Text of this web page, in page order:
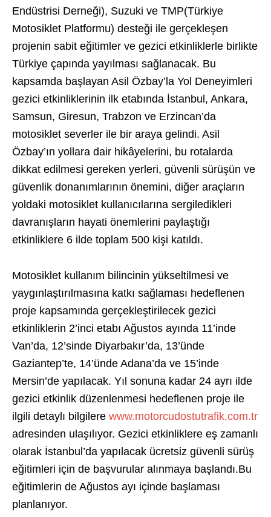
Endüstrisi Derneği), Suzuki ve TMP(Türkiye
Motosiklet Platformu) desteği ile gerçekleşen
projenin sabit eğitimler ve gezici etkinliklerle birlikte
Türkiye çapında yayılması sağlanacak. Bu
kapsamda başlayan Asil Özbay’la Yol Deneyimleri
gezici etkinliklerinin ilk etabında İstanbul, Ankara,
Samsun, Giresun, Trabzon ve Erzincan’da
motosiklet severler ile bir araya gelindi. Asil
Özbay’ın yollara dair hikâyelerini, bu rotalarda
dikkat edilmesi gereken yerleri, güvenli sürüşün ve
güvenlik donanımlarının önemini, diğer araçların
yoldaki motosiklet kullanıcılarına sergiledikleri
davranışların hayati önemlerini paylaştığı
etkinliklere 6 ilde toplam 500 kişi katıldı.
Motosiklet kullanım bilincinin yükseltilmesi ve
yaygınlaştırılmasına katkı sağlaması hedeflenen
proje kapsamında gerçekleştirilecek gezici
etkinliklerin 2’inci etabı Ağustos ayında 11’inde
Van’da, 12’sinde Diyarbakır’da, 13’ünde
Gaziantep’te, 14’ünde Adana’da ve 15’inde
Mersin’de yapılacak. Yıl sonuna kadar 24 ayrı ilde
gezici etkinlik düzenlenmesi hedeflenen proje ile
ilgili detaylı bilgilere www.motorcudostutrafik.com.tr
adresinden ulaşılıyor. Gezici etkinliklere eş zamanlı
olarak İstanbul’da yapılacak ücretsiz güvenli sürüş
eğitimleri için de başvurular alınmaya başlandı.Bu
eğitimlerin de Ağustos ayı içinde başlaması
planlanıyor.